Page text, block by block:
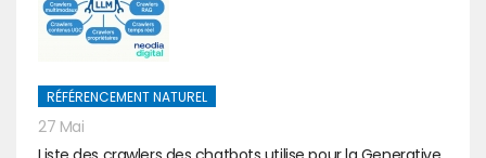
RÉFÉRENCEMENT NATUREL
27 Mai